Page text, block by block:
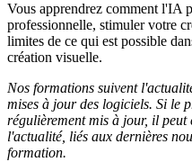
Vous apprendrez comment l'IA
professionnelle, stimuler votre
limites de ce qui est possible
création visuelle.
Nos formations suivent
mises à jour des logiciels. Si le
régulièrement mis à jour, il
l'actualité, liés aux dernières
formation.